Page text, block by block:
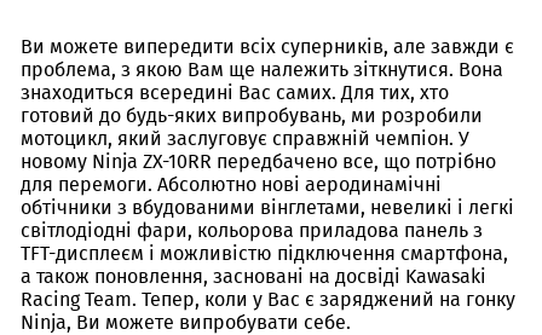
Ви можете випередити всіх суперників, але завжди є
проблема, з якою Вам ще належить зіткнутися. Вона
знаходиться всередині Вас самих. Для тих, хто
готовий до будь-яких випробувань, ми розробили
мотоцикл, який заслуговує справжній чемпіон. У
новому Ninja ZX-10RR передбачено все, що потрібно
для перемоги. Абсолютно нові аеродинамічні
обтічники з вбудованими вінглетами, невеликі і легкі
світлодіодні фари, кольорова приладова панель з
TFT-дисплеєм і можливістю підключення смартфона,
а також поновлення, засновані на досвіді Kawasaki
Racing Team. Тепер, коли у Вас є заряджений на гонку
Ninja, Ви можете випробувати себе.